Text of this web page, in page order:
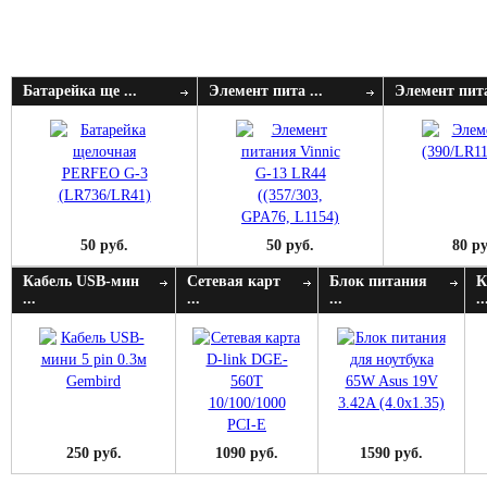
Батарейка ще ...
50 руб.
Элемент пита ...
50 руб.
Элемент
80
Кабель USB-мин
...
250 руб.
Сетевая карт
...
1090 руб.
Блок питания
...
1590 руб.